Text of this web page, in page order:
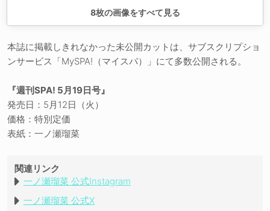
8枚の画像をすべて見る
本誌に掲載しきれなかった未公開カットは、サブスクリプショ
ンサービス「MySPA!（マイスパ）」にて多数公開される。
『週刊SPA! 5月19日号』
発売日：5月12日（火）
価格：特別定価
表紙：一ノ瀬瑠菜
関連リンク
一ノ瀬瑠菜 公式Instagram
一ノ瀬瑠菜 公式X